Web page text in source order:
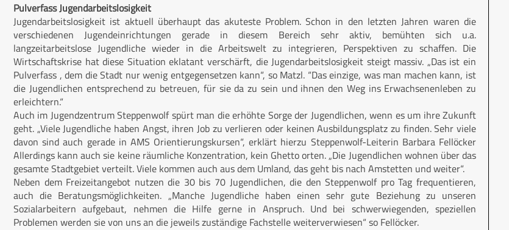
Pulverfass Jugendarbeitslosigkeit
Jugendarbeitslosigkeit ist aktuell überhaupt das akuteste Problem. Schon in den letzten Jahren waren die
verschiedenen Jugendeinrichtungen gerade in diesem Bereich sehr aktiv, bemühten sich u.a.
langzeitarbeitslose Jugendliche wieder in die Arbeitswelt zu integrieren, Perspektiven zu schaffen. Die
Wirtschaftskrise hat diese Situation eklatant verschärft, die Jugendarbeitslosigkeit steigt massiv. „Das ist ein
Pulverfass , dem die Stadt nur wenig entgegensetzen kann“, so Matzl. “Das einzige, was man machen kann, ist
die Jugendlichen entsprechend zu betreuen, für sie da zu sein und ihnen den Weg ins Erwachsenenleben zu
erleichtern.“
Auch im Jugendzentrum Steppenwolf spürt man die erhöhte Sorge der Jugendlichen, wenn es um ihre Zukunft
geht. „Viele Jugendliche haben Angst, ihren Job zu verlieren oder keinen Ausbildungsplatz zu finden. Sehr viele
davon sind auch gerade in AMS Orientierungskursen“, erklärt hierzu Steppenwolf-Leiterin Barbara Fellöcker
Allerdings kann auch sie keine räumliche Konzentration, kein Ghetto orten. „Die Jugendlichen wohnen über das
gesamte Stadtgebiet verteilt. Viele kommen auch aus dem Umland, das geht bis nach Amstetten und weiter“.
Neben dem Freizeitangebot nutzen die 30 bis 70 Jugendlichen, die den Steppenwolf pro Tag frequentieren,
auch die Beratungsmöglichkeiten. „Manche Jugendliche haben einen sehr gute Beziehung zu unseren
Sozialarbeitern aufgebaut, nehmen die Hilfe gerne in Anspruch. Und bei schwerwiegenden, speziellen
Problemen werden sie von uns an die jeweils zuständige Fachstelle weiterverwiesen“ so Fellöcker.